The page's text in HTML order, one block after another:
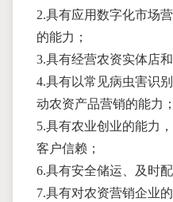
2.具有应用数字化市场
的能力；
3.具有经营农资实体店
4.具有以常见病虫害识
动农资产品营销的能力；
5.具有农业创业的能力
客户信赖；
6.具有安全储运、及时
7.具有对农资营销企业